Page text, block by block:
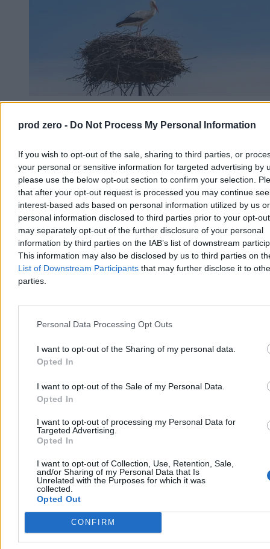
prod zero - Do Not Process My Personal Information
If you wish to opt-out of the sale, sharing to third parties, or
your personal or sensitive information for targeted advertising by
please use the below opt-out section to confirm your selection.
that after your opt-out request is processed you may continue
interest-based ads based on personal information utilized by us or
personal information disclosed to third parties prior to your opt-
may separately opt-out of the further disclosure of your personal
information by third parties on the IAB’s list of downstream
This information may also be disclosed by us to third parties on
List of Downstream Participants that may further disclose it to
parties.
Personal Data Processing Opt Outs
I want to opt-out of the Sharing of my personal data.
Opted In
I want to opt-out of the Sale of my Personal Data.
Opted In
I want to opt-out of processing my Personal Data for
Targeted Advertising.
Opted In
I want to opt-out of Collection, Use, Retention, Sale,
and/or Sharing of my Personal Data that Is
Unrelated with the Purposes for which it was
collected.
Opted Out
CONFIRM
przygotowania
To jeden z najbardziej charakterystycznych znaków kończącego się
lata. Na polach i łąkach w całej Polsce można już obserwować
bocianie sejmiki, a eksperci nie mają wątpliwości – wielka migracja
do Afryki rozpocznie się wcześniej niż zwykle.
Bartosz Michalski
05.08.2026
3 min
Nauka
„Rosyjski dzięcioł” z Czarnobyla. Historia jednej
z największych tajemnic ZSRR
Przez lata zakłócała łączność radiową na niemal całej półkuli
północnej, a wokół niej narosły dziesiątki teorii spiskowych.
Gigantyczna antena Duga-1, ukryta w lasach pod Czarnobylem,
miała być jednym z największych sekretów Związku Radzieckiego.
Do dziś jej rozmiary i historia robią ogromne wrażenie.